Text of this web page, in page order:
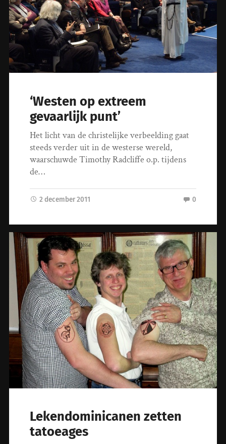
‘Westen op extreem
gevaarlijk punt’
Het licht van de christelijke verbeelding gaat
steeds verder uit in de westerse wereld,
waarschuwde Timothy Radcliffe o.p. tijdens
de…
2 december 2011 0
Lekendominicanen zetten
tatoeages